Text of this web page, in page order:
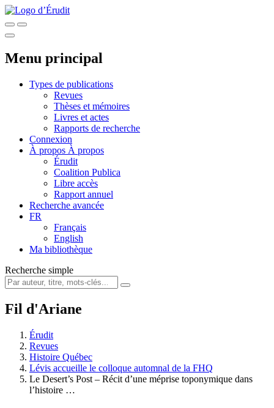
Menu principal
Types de publications
Revues
Thèses et mémoires
Livres et actes
Rapports de recherche
Connexion
À propos À propos
Érudit
Coalition Publica
Libre accès
Rapport annuel
Recherche avancée
FR
Français
English
Ma bibliothèque
Recherche simple
Fil d'Ariane
Érudit
Revues
Histoire Québec
Lévis accueille le colloque automnal de la FHQ
Le Desert’s Post – Récit d’une méprise toponymique dans
l’histoire …